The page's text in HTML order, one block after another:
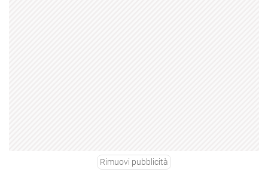
Rimuovi pubblicità